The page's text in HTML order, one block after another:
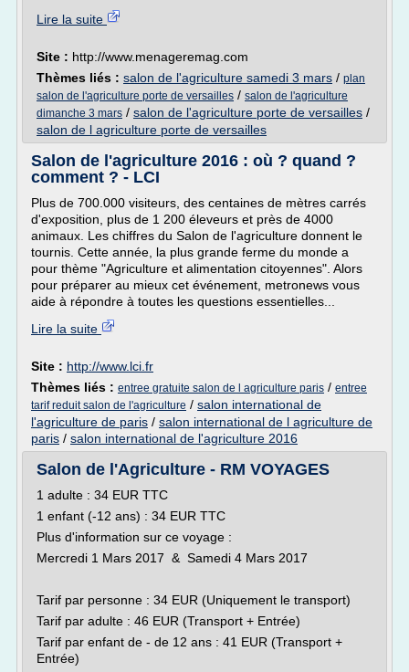
Lire la suite
Site : http://www.menageremag.com
Thèmes liés : salon de l'agriculture samedi 3 mars / plan
salon de l'agriculture porte de versailles / salon de l'agriculture
dimanche 3 mars / salon de l'agriculture porte de versailles /
salon de l agriculture porte de versailles
Salon de l'agriculture 2016 : où ? quand ?
comment ? - LCI
Plus de 700.000 visiteurs, des centaines de mètres carrés
d'exposition, plus de 1 200 éleveurs et près de 4000
animaux. Les chiffres du Salon de l'agriculture donnent le
tournis. Cette année, la plus grande ferme du monde a
pour thème "Agriculture et alimentation citoyennes". Alors
pour préparer au mieux cet événement, metronews vous
aide à répondre à toutes les questions essentielles...
Lire la suite
Site : http://www.lci.fr
Thèmes liés : entree gratuite salon de l agriculture paris / entree
tarif reduit salon de l'agriculture / salon international de
l'agriculture de paris / salon international de l agriculture de
paris / salon international de l'agriculture 2016
Salon de l'Agriculture - RM VOYAGES
1 adulte : 34 EUR TTC
1 enfant (-12 ans) : 34 EUR TTC
Plus d'information sur ce voyage :
Mercredi 1 Mars 2017 & Samedi 4 Mars 2017
Tarif par personne : 34 EUR (Uniquement le transport)
Tarif par adulte : 46 EUR (Transport + Entrée)
Tarif par enfant de - de 12 ans : 41 EUR (Transport +
Entrée)